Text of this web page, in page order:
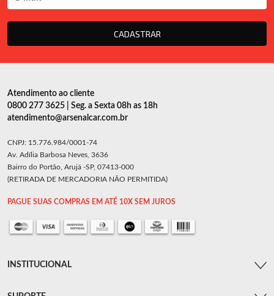
CADASTRAR
Atendimento ao cliente
0800 277 3625 | Seg. a Sexta 08h as 18h
atendimento@arsenalcar.com.br
CNPJ: 15.776.984/0001-74
Av. Adília Barbosa Neves, 3636
Bairro do Portão, Arujá -SP, 07413-000
(RETIRADA DE MERCADORIA NÃO PERMITIDA)
PAGUE SUAS COMPRAS EM ATÉ 10X SEM JUROS
INSTITUCIONAL